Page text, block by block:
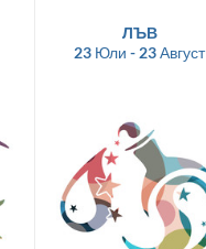
ЛЪВ
23 Юли - 23 Август